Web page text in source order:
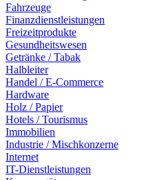
Fahrzeuge
Finanzdienstleistungen
Freizeitprodukte
Gesundheitswesen
Getränke / Tabak
Halbleiter
Handel / E-Commerce
Hardware
Holz / Papier
Hotels / Tourismus
Immobilien
Industrie / Mischkonzerne
Internet
IT-Dienstleistungen